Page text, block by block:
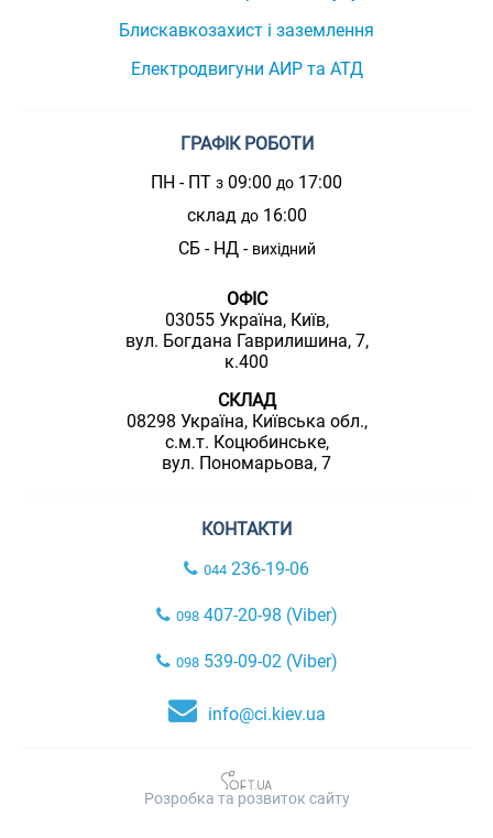
Блискавкозахист і заземлення
Електродвигуни АИР та АТД
ГРАФІК РОБОТИ
ПН - ПТ з 09:00 до 17:00
склад до16:00
СБ - НД - вихідний
ОФІС
03055 Україна, Київ,
вул. Богдана Гаврилишина, 7,
к.400
СКЛАД
08298 Україна, Київська обл.,
с.м.т. Коцюбинське,
вул. Пономарьова, 7
КОНТАКТИ
044 236-19-06
098407-20-98 (Viber)
098539-09-02 (Viber)
info@ci.kiev.ua
Розробка та розвиток сайту